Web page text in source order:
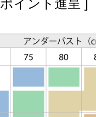
ポイント進呈 ]